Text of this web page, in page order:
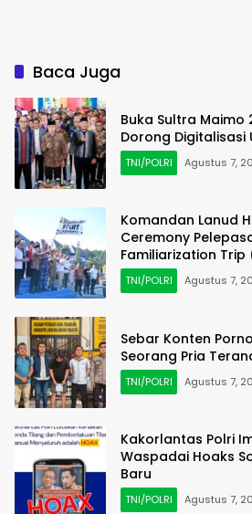
Baca Juga
Buka Sultra Maimo
Dorong Digitalisasi
TNI/POLRI Agustus 7,
Komandan Lanud
Ceremony
Familiarization Trip
TNI/POLRI Agustus 7,
Sebar Konten
Seorang Pria
TNI/POLRI Agustus 7,
Kakorlantas Polri
Waspadai Hoaks
Baru
TNI/POLRI Agustus 7,